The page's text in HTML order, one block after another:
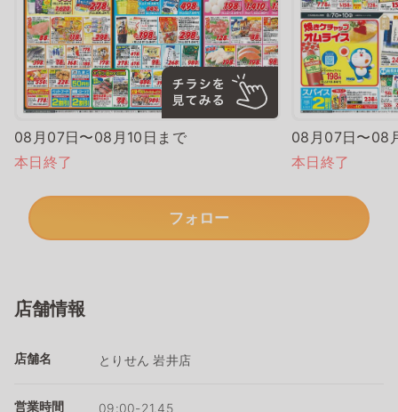
08月07日〜08月10日まで
本日終了
08月07日〜08
本日終了
フォロー
店舗情報
店舗名 とりせん 岩井店
営業時間 09:00-21.45